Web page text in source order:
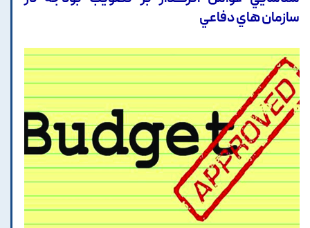
سازمان هاي دفاعي